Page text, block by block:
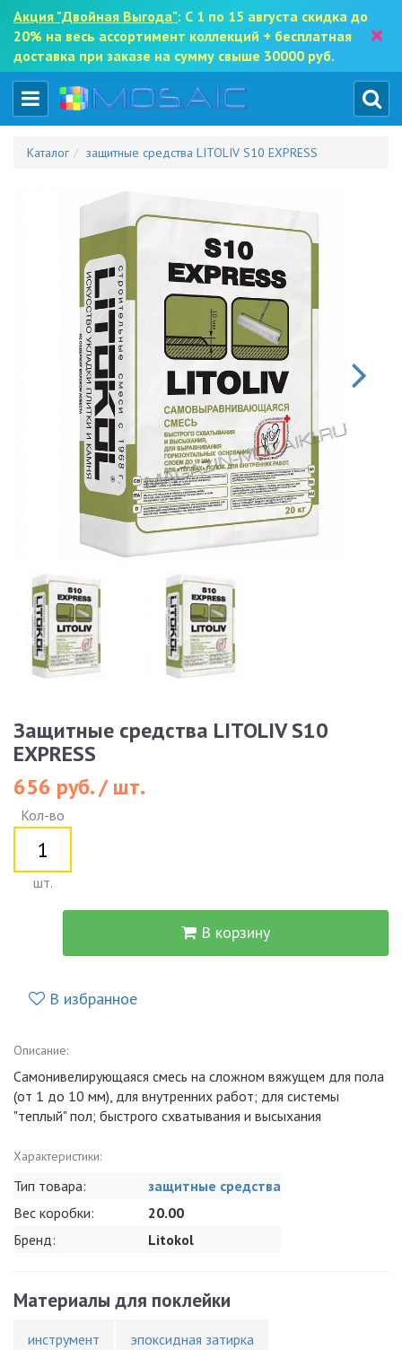
Акция "Двойная Выгода": С 1 по 15 августа скидка до
20% на весь ассортимент коллекций + бесплатная
доставка при заказе на сумму свыше 30000 руб.
×
Каталог защитные средства LITOLIV S10 EXPRESS
Защитные средства LITOLIV S10
EXPRESS
656 руб. / шт.
Кол-во
шт.
В корзину
В избранное
Описание:
Самонивелирующаяся смесь на сложном вяжущем для пола
(от 1 до 10 мм), для внутренних работ; для системы
"теплый" пол; быстрого схватывания и высыхания
Характеристики:
Тип товара:
защитные средства
Вес коробки:
20.00
Бренд:
Litokol
Материалы для поклейки
инструмент эпоксидная затирка